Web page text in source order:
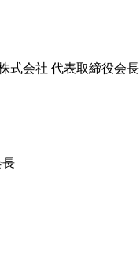
式会社 代表取締役会長